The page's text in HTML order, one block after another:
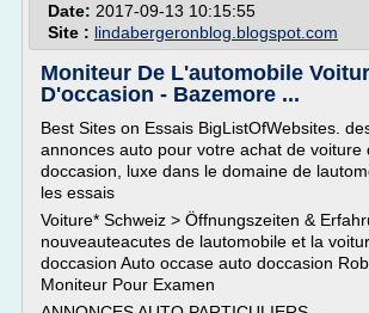
Date: 2017-09-13 10:15:55
Site : lindabergeronblog.blogspot.com
Moniteur De L'automobile
D'occasion - Bazemore ...
Best Sites on Essais BigListOfWebsites.
annonces auto pour votre achat de voiture
doccasion, luxe dans le domaine de
les essais
Voiture* Schweiz > Öffnungszeiten &
nouveauteacutes de lautomobile et la
doccasion Auto occase auto doccasion
Moniteur Pour Examen